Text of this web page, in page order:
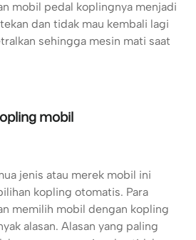
mobil pedal koplingnya menjadi
dan tidak mau kembali lagi
sehingga mesin mati saat
mobil
jenis atau merek mobil ini
kopling otomatis. Para
memilih mobil dengan kopling
alasan. Alasan yang paling